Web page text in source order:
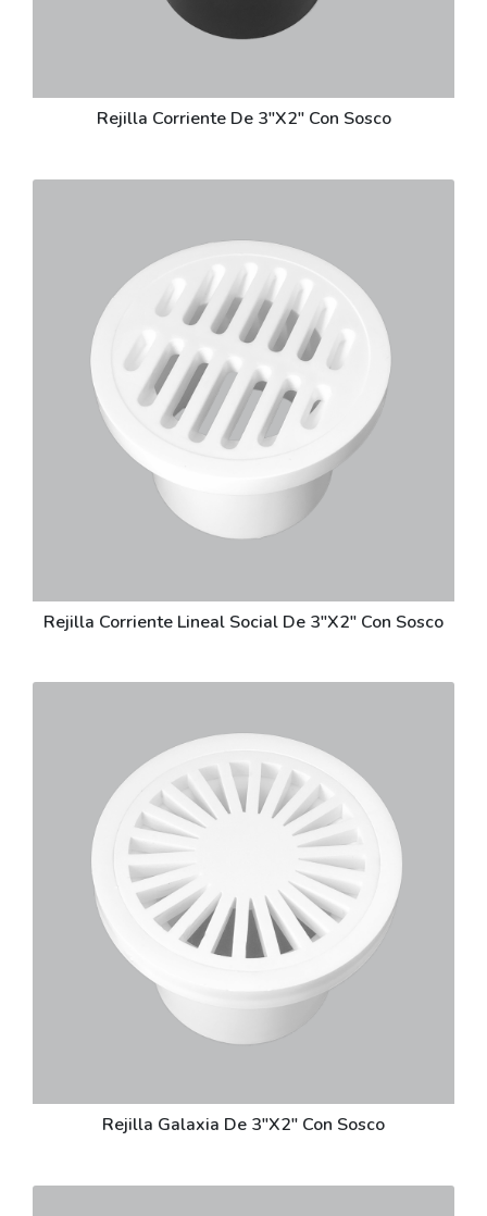
Rejilla Corriente De 3"X2" Con Sosco
Rejilla Corriente Lineal Social De 3"X2" Con Sosco
Rejilla Galaxia De 3"X2" Con Sosco